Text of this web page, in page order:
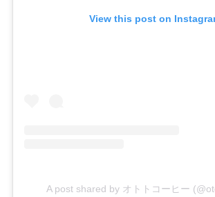
View this post on
A post shared by オトトコーヒー